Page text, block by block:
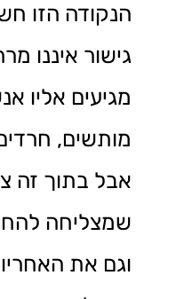
הנקודה הזו
גישור איננו
מגיעים אליו
מותשים,
אבל בתוך זה
שמצליחה
וגם את